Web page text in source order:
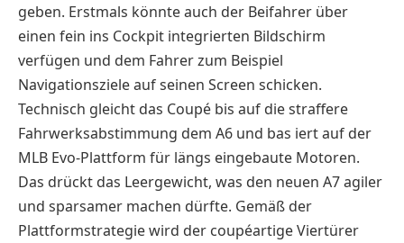
geben. Erstmals könnte auch der Beifahrer über
einen fein ins Cockpit integrierten Bildschirm
verfügen und dem Fahrer zum Beispiel
Navigationsziele auf seinen Screen schicken.
Technisch gleicht das Coupé bis auf die straffere
Fahrwerksabstimmung dem A6 und bas iert auf der
MLB Evo-Plattform für längs eingebaute Motoren.
Das drückt das Leergewicht, was den neuen A7 agiler
und sparsamer machen dürfte. Gemäß der
Plattformstrategie wird der coupéartige Viertürer